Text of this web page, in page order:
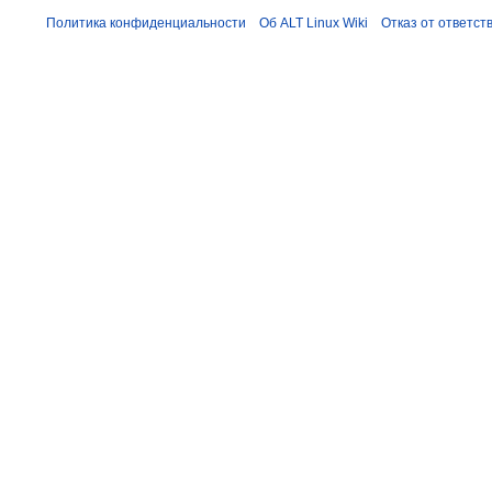
Политика конфиденциальности Об ALT Linux Wiki Отказ от